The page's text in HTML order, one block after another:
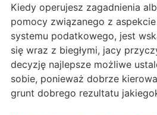
Kiedy operujesz zagadnienia
pomocy związanego z
systemu podatkowego, jest
się wraz z biegłymi, jacy
decyzję najlepsze możliwe
sobie, ponieważ dobrze
grunt dobrego rezultatu